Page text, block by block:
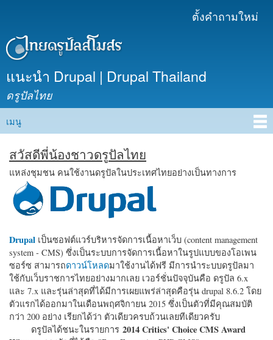
เนื้อหา
ตั้งคำถามใหม่
แนะนำ Drupal | Drupal Thailand
ดรูปัลไทย
Main menu
เมนู
สวัสดีพี่น้องชาวดรูปัลไทย
แหล่งชุมชน คนใช้งานดรูปัลในประเทศไทยอย่างเป็นทางการ
Drupal เป็นซอฟต์แวร์บริหารจัดการเนื้อหาเว็บ (content management
system - CMS) ซึ่งเป็นระบบการจัดการเนื้อหาในรูปแบบของโอเพน
ซอร์ซ สามารถดาวน์โหลดมาใช้งานได้ฟรี มีการนำระบบดรูปัลมา
ใช้กับเว็บราชการไทยอย่างมากเลย เวอร์ชั่นปัจจุบันคือ ดรูปัล 6.x
และ 7.x และรุ่นล่าสุดที่ได้มีการเผยแพร่ล่าสุดคือรุ่น drupal 8.6.2 โดย
ตัวแรกได้ออกมาในเดือนพฤศจิกายน 2015 ซึ่งเป็นตัวที่มีคุณสมบัติ
กว่า 200 อย่าง เรียกได้ว่า ตัวเดียวครบถ้วนเลยทีเดียวครับ
ดรูปัลได้ชนะในรายการ 2014 Critics' Choice CMS Award